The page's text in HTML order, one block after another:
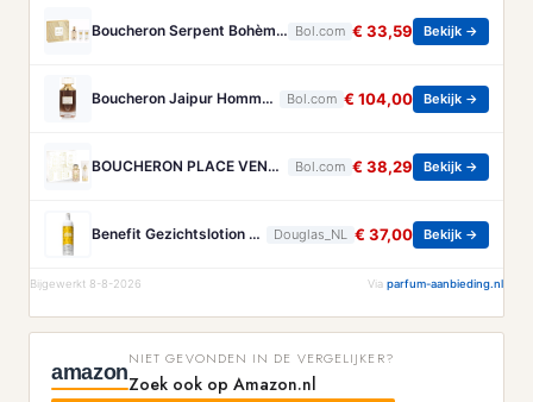
Boucheron Serpent Bohème Gift Set 50ml Eau de Parfum + 50ml Bath & Shower Gel + 50ml Body Lotion - Geschenkset Bol.com € 33,59 Bekijk →
Boucheron Jaipur Homme Eau de Parfum 100ml Spray Bol.com € 104,00 Bekijk →
BOUCHERON PLACE VENDOME GESCHENKSET Bol.com € 38,29 Bekijk →
Benefit Gezichtslotion The POREfessional Gezichtstoner Unisex 133ml Douglas_NL € 37,00 Bekijk →
Bijgewerkt 8-8-2026 Via parfum-aanbieding.nl
amazon
NIET GEVONDEN IN DE VERGELIJKER?
Zoek ook op Amazon.nl